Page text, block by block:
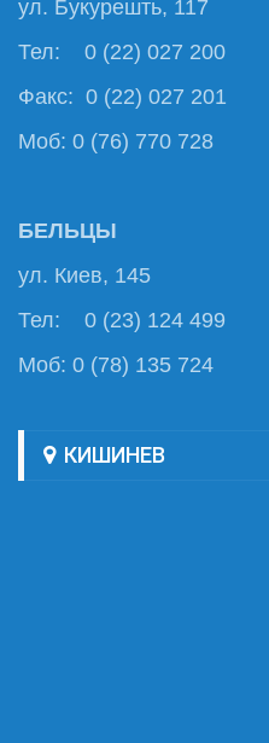
ул. Букурешть, 117
Тел: 0 (22) 027 200
Факс: 0 (22) 027 201
Моб: 0 (76) 770 728
БЕЛЬЦЫ
ул. Киев, 145
Тел: 0 (23) 124 499
Моб: 0 (78) 135 724
КИШИНЕВ